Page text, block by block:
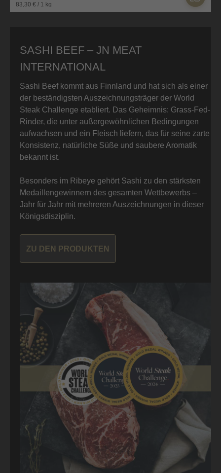
83,30 € / 1 kg
SASHI BEEF – JN MEAT
INTERNATIONAL
Sashi Beef kommt aus Finnland und hat sich als einer
der beständigsten Auszeichnungsträger der World
Steak Challenge etabliert. Das Geheimnis: Grass-Fed-
Rinder, die unter außergewöhnlichen Bedingungen
aufwachsen und ein Fleisch liefern, das für seine zarte
Konsistenz, natürliche Süße und saubere Aromatik
bekannt ist.
Besonders im Ribeye gehört Sashi zu den stärksten
Medaillengewinnern des gesamten Wettbewerbs –
Jahr für Jahr mit mehreren Auszeichnungen in dieser
Königsdisziplin.
ZU DEN PRODUKTEN